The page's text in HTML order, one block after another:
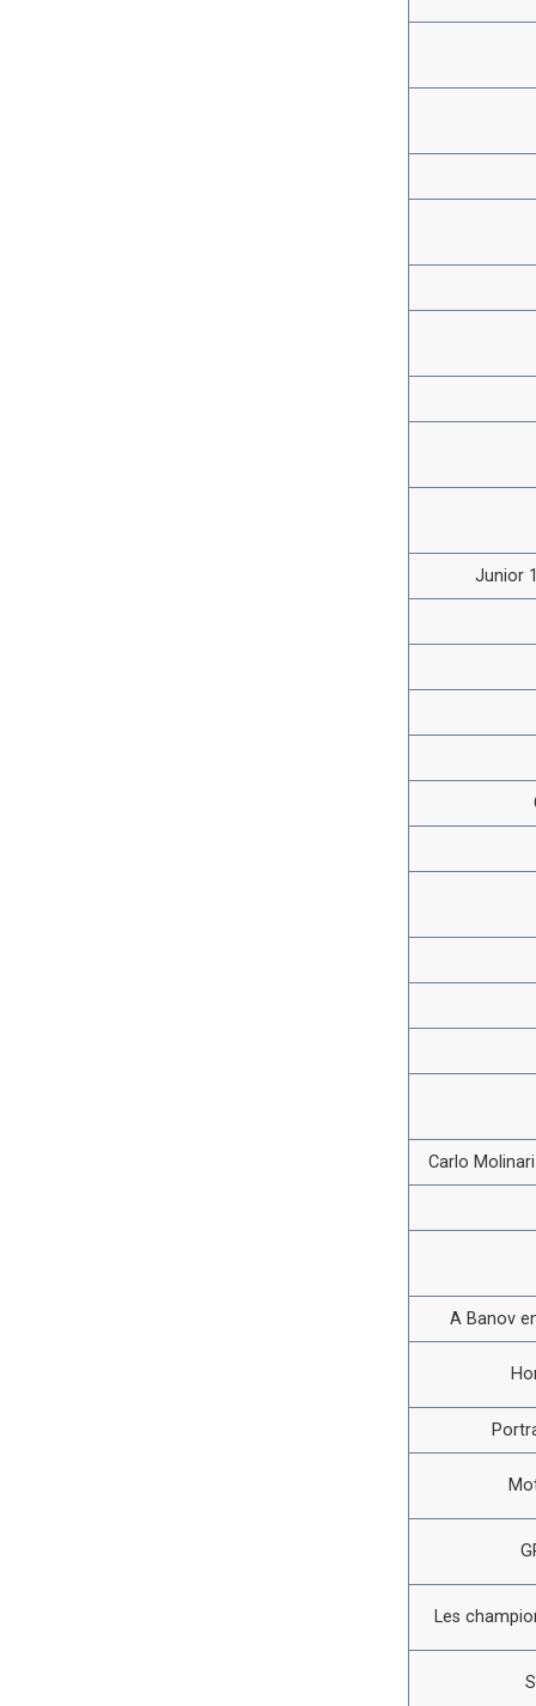
Junior
Carlo
A Banov
Les